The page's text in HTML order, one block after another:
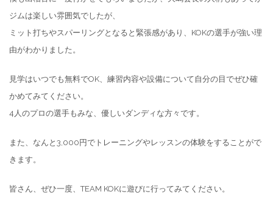
ジムは楽しい雰囲気でしたが、
ミット打ちやスパーリングとなると緊張感があり、KOKの選手が強い理
由がわかりました。
見学はいつでも無料でOK、練習内容や設備について自分の目でぜひ確
かめてみてください。
4人のプロの選手もみな、優しいダンディな方々です。
また、なんと3,000円でトレーニングやレッスンの体験をすることがで
きます。
皆さん、ぜひ一度、TEAM KOKに遊びに行ってみてください。